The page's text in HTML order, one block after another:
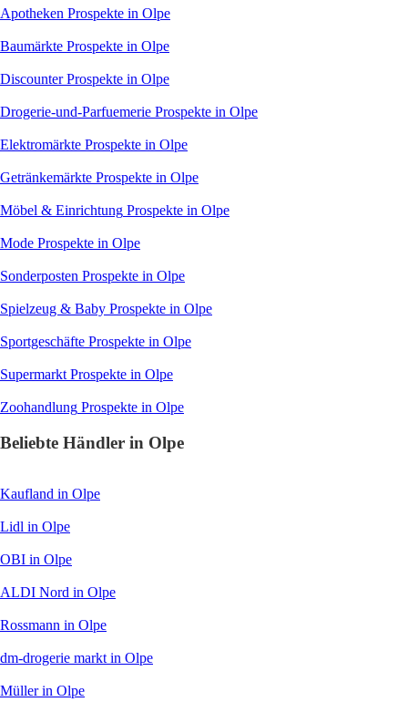
Apotheken Prospekte in Olpe
Baumärkte Prospekte in Olpe
DiscounterProspekte in Olpe
Drogerie-und-Parfuemerie Prospekte in Olpe
Elektromärkte Prospekte in Olpe
Getränkemärkte Prospekte in Olpe
Möbel & Einrichtung Prospekte in Olpe
Mode Prospekte in Olpe
Sonderposten Prospekte in Olpe
Spielzeug & Baby Prospekte in Olpe
Sportgeschäfte Prospekte in Olpe
Supermarkt Prospekte in Olpe
Zoohandlung Prospekte in Olpe
Beliebte Händler in Olpe
Kaufland in Olpe
Lidl in Olpe
OBI in Olpe
ALDI Nord in Olpe
Rossmann in Olpe
dm-drogerie markt in Olpe
Müllerin Olpe